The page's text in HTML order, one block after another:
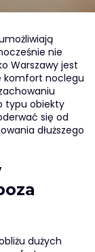
nie
Warszawy jest
komfort noclegu
typu obiekty
się od
dłuższego
dużych